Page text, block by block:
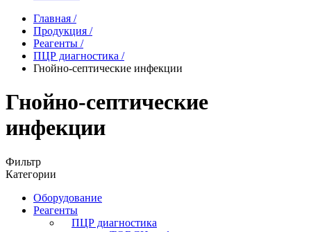
Главная /
Продукция /
Реагенты /
ПЦР диагностика /
Гнойно-септические инфекции
Гнойно-септические
инфекции
Фильтр
Категории
Оборудование
Реагенты
ПЦР диагностика